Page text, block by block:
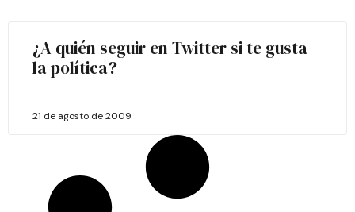
¿A quién seguir en Twitter si te gusta
la política?
21 de agosto de 2009